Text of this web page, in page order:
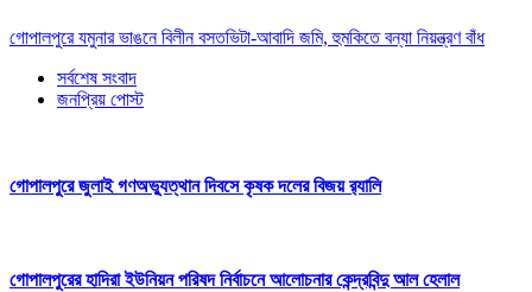
গোপালপুরে যমুনার ভাঙনে বিলীন বসতভিটা-আবাদি জমি, হুমকিতে বন্যা নিয়ন্ত্রণ বাঁধ
সর্বশেষ সংবাদ
জনপ্রিয় পোস্ট
গোপালপুরে জুলাই গণঅভ্যুত্থান দিবসে কৃষক দলের বিজয় র‍্যালি
গোপালপুরের হাদিরা ইউনিয়ন পরিষদ নির্বাচনে আলোচনার কেন্দ্রবিন্দু আল হেলাল